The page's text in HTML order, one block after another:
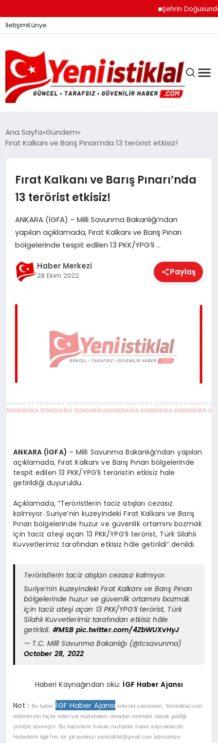
Şehrin Doğusundan
İletişimKünye
GÜNDEM
DÜNYA
EĞITIM
EKONOMI
MAGAZIN
TEKNOLOJI
Ana Sayfa Gündem
Fırat Kalkanı ve Barış Pınarı’nda 13 terörist etkisiz!
Fırat Kalkanı ve Barış Pınarı’nda
13 terörist etkisiz!
ANKARA (İGFA) – Milli Savunma Bakanlığı’ndan
yapılan açıklamada, Fırat Kalkanı ve Barış Pınarı
bölgelerinde tespit edilen 13 PKK/YPG’li …
Haber Merkezi
28 Ekim 2022 Paylaş
ANKARA (İGFA) – Milli Savunma Bakanlığı’ndan yapılan
açıklamada, Fırat Kalkanı ve Barış Pınarı bölgelerinde
tespit edilen 13 PKK/YPG’li teröristin etkisiz hale
getirildiği duyuruldu.
Açıklamada, ”Teröristlerin taciz atışları cezasız
kalmıyor. Suriye’nin kuzeyindeki Fırat Kalkanı ve Barış
Pınarı bölgelerinde huzur ve güvenlik ortamını bozmak
için taciz ateşi açan 13 PKK/YPG’li terörist, Türk Silahlı
Kuvvetlerimiz tarafından etkisiz hâle getirildi” denildi.
Teröristlerin taciz atışları cezasız kalmıyor.
Suriye’nin kuzeyindeki Fırat Kalkanı ve Barış Pınarı
bölgelerinde huzur ve güvenlik ortamını bozmak
için taciz ateşi açan 13 PKK/YPG’li terörist, Türk
Silahlı Kuvvetlerimiz tarafından etkisiz hâle
getirildi. #MSB pic.twitter.com/4ZbWUXvHyJ
— T.C. Millî Savunma Bakanlığı (@tcsavunma)
October 28, 2022
Haberi Kaynağından oku: İGF Haber Ajansı
Not : Bu haber İGF Haber Ajansı internet sitesinden, Yeniistiklal.com
editörlerinin hiçbir editoryal müdahalesi olmadan otomatik olarak geldiği
şekliyle alınmıştır. Bu haberlerin hukuki muhatabı haber kaynaklarıdır.
Haberlerle ilgili her tür şikayetinizi yeniistiklal@gmail.com adresimize